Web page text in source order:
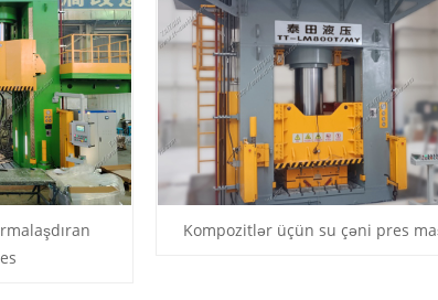
Kompozitlər üçün su çəni pres